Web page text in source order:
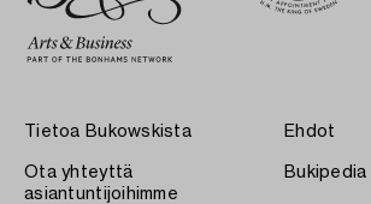
Tietoa Bukowskista
Ota yhteyttä
asiantuntijoihimme
Ehdot
Bukipedia